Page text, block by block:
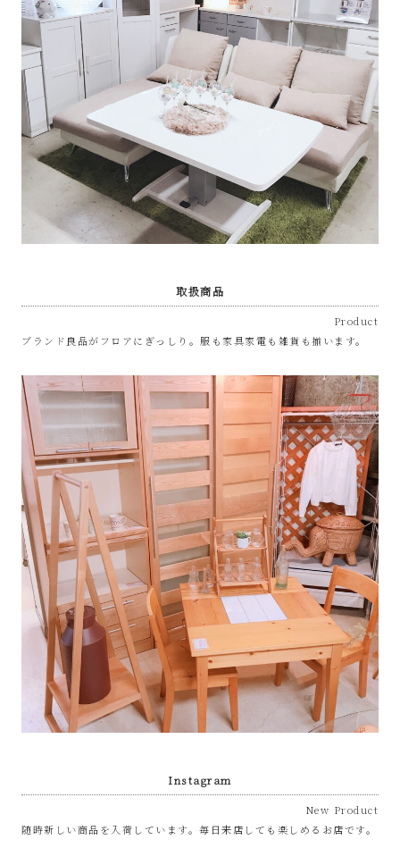
プ
あ
ま
市
取扱商品
Product
ブランド良品がフロアにぎっしり。服も家具家電も雑貨も揃います。
Instagram
New Product
随時新しい商品を入荷しています。毎日来店しても楽しめるお店です。